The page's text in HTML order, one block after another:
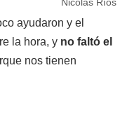
ayudaron y el
la hora, y no faltó el
nos tienen